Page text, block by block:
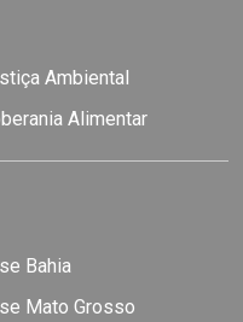
Ambiental
Alimentar
Bahia
Mato Grosso